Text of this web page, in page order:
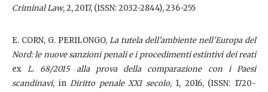
Criminal Law, 2, 2017, (ISSN: 2032-2844), 236-255
E. CORN, G. PERILONGO, La tutela dell'ambiente nell'Europa del
Nord: le nuove sanzioni penali e i procedimenti estintivi dei reati
exL. 68/2015 alla prova della comparazione con i Paesi
scandinavi, inDiritto penale XXI secolo, 1, 2016, (ISSN: 1720-